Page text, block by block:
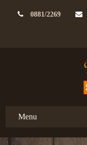
0881/2269
Menu